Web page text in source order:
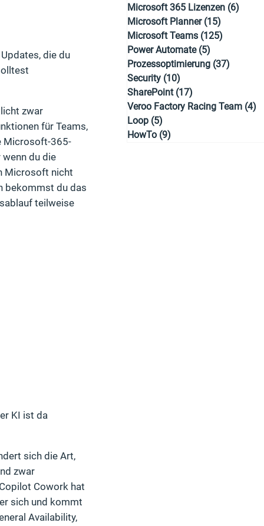
Microsoft 365 Lizenzen (6)
Microsoft Planner (15)
Microsoft Teams (125)
Power Automate (5)
Prozessoptimierung (37)
Security (10)
SharePoint (17)
Veroo Factory Racing Team (4)
Loop (5)
HowTo (9)
die du
zwar
für Teams,
Microsoft-365-
wenn du die
Microsoft nicht
bekommst du das
teilweise
KI ist da
sich die Art,
zwar
Cowork hat
sich und kommt
Availability,